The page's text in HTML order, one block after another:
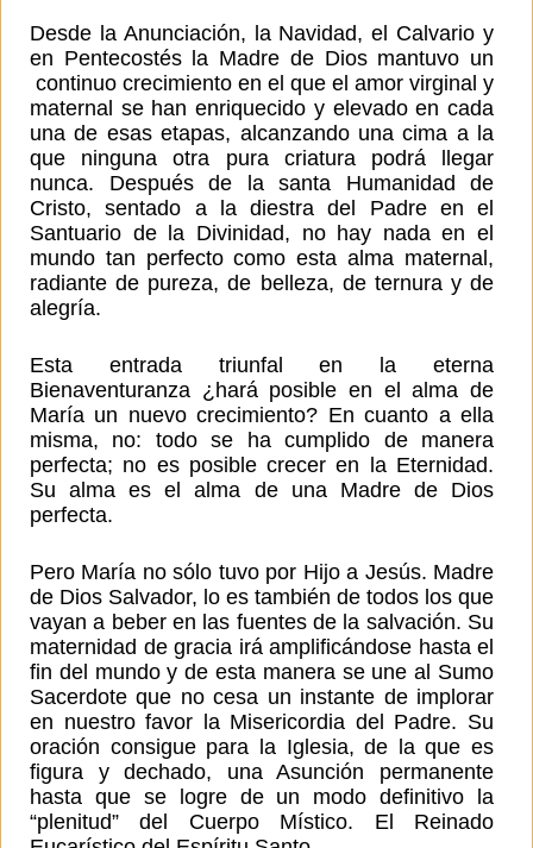
Desde la Anunciación, la Navidad, el Calvario y
en Pentecostés la Madre de Dios mantuvo un
continuo crecimiento en el que el amor virginal y
maternal se han enriquecido y elevado en cada
una de esas etapas, alcanzando una cima a la
que ninguna otra pura criatura podrá llegar
nunca. Después de la santa Humanidad de
Cristo, sentado a la diestra del Padre en el
Santuario de la Divinidad, no hay nada en el
mundo tan perfecto como esta alma maternal,
radiante de pureza, de belleza, de ternura y de
alegría.
Esta entrada triunfal en la eterna
Bienaventuranza ¿hará posible en el alma de
María un nuevo crecimiento? En cuanto a ella
misma, no: todo se ha cumplido de manera
perfecta; no es posible crecer en la Eternidad.
Su alma es el alma de una Madre de Dios
perfecta.
Pero María no sólo tuvo por Hijo a Jesús. Madre
de Dios Salvador, lo es también de todos los que
vayan a beber en las fuentes de la salvación. Su
maternidad de gracia irá amplificándose hasta el
fin del mundo y de esta manera se une al Sumo
Sacerdote que no cesa un instante de implorar
en nuestro favor la Misericordia del Padre. Su
oración consigue para la Iglesia, de la que es
figura y dechado, una Asunción permanente
hasta que se logre de un modo definitivo la
“plenitud” del Cuerpo Místico. El Reinado